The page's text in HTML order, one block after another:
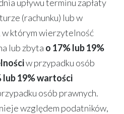
upływu terminu zapłaty
(rachunku) lub w
w którym wierzytelność
lub zbyta o 17% lub 19%
w przypadku osób
lub 19% wartości
osób prawnych.
względem podatników,